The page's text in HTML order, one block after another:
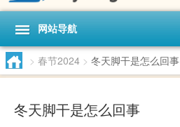
网站导航
> 春节2024 > 冬天脚干是怎么回事
冬天脚干是怎么回事